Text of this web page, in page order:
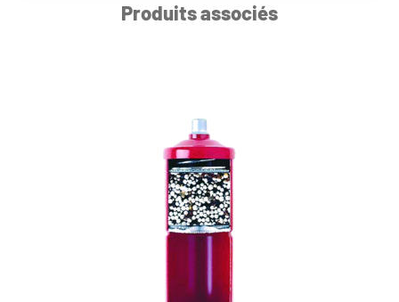
Produits associés